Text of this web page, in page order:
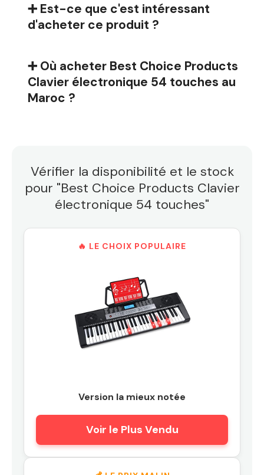
➕ Est-ce que c'est intéressant
d'acheter ce produit ?
➕ Où acheter Best Choice Products
Clavier électronique 54 touches au
Maroc ?
Vérifier la disponibilité et le stock
pour "Best Choice Products Clavier
électronique 54 touches"
🔥 LE CHOIX POPULAIRE
Version la mieux notée
Voir le Plus Vendu